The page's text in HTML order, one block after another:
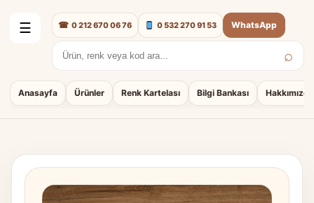
☰
Anasayfa Ürünler Renk Kartelası Bilgi Bankası Hakkımızda
Arama: ⌕
☎ 0 212 670 06 76 0 532 270 91 53 WhatsApp